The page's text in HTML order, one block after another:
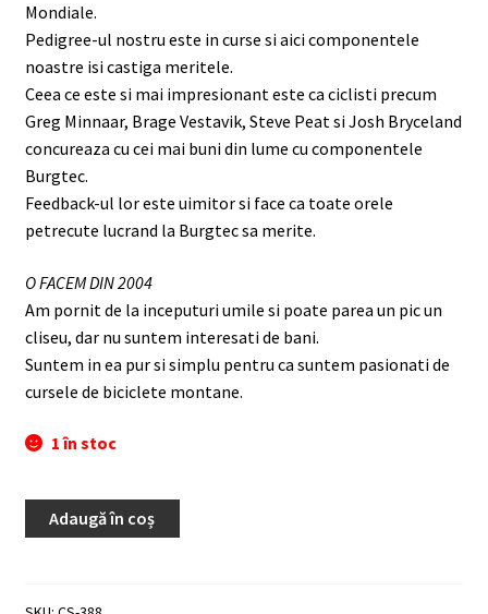
Mondiale.
Pedigree-ul nostru este in curse si aici componentele
noastre isi castiga meritele.
Ceea ce este si mai impresionant este ca ciclisti precum
Greg Minnaar, Brage Vestavik, Steve Peat si Josh Bryceland
concureaza cu cei mai buni din lume cu componentele
Burgtec.
Feedback-ul lor este uimitor si face ca toate orele
petrecute lucrand la Burgtec sa merite.
O FACEM DIN 2004
Am pornit de la inceputuri umile si poate parea un pic un
cliseu, dar nu suntem interesati de bani.
Suntem in ea pur si simplu pentru ca suntem pasionati de
cursele de biciclete montane.
1 în stoc
Adaugă în coș